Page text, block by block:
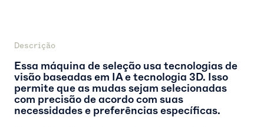
Descrição
Essa máquina de seleção usa tecnologias de
visão baseadas em IA e tecnologia 3D. Isso
permite que as mudas sejam selecionadas
com precisão de acordo com suas
necessidades e preferências específicas.